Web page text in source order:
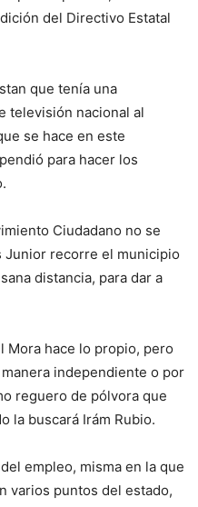
del Directivo Estatal
que tenía una
televisión nacional al
se hace en este
para hacer los
Ciudadano no se
Junior recorre el municipio
distancia, para dar a
Mora hace lo propio, pero
independiente o por
reguero de pólvora que
la buscará Irám Rubio.
empleo, misma en la que
varios puntos del estado,